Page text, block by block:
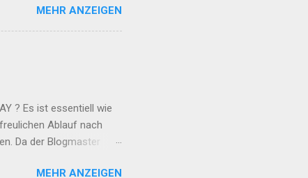
neuen Captain America
in eine
damit keinen
fehlen ihm zwei
MEHR ANZEIGEN
? Es ist essentiell wie
Ablauf nach
Da der Blogmaster
dahin wurde eine
MEHR ANZEIGEN